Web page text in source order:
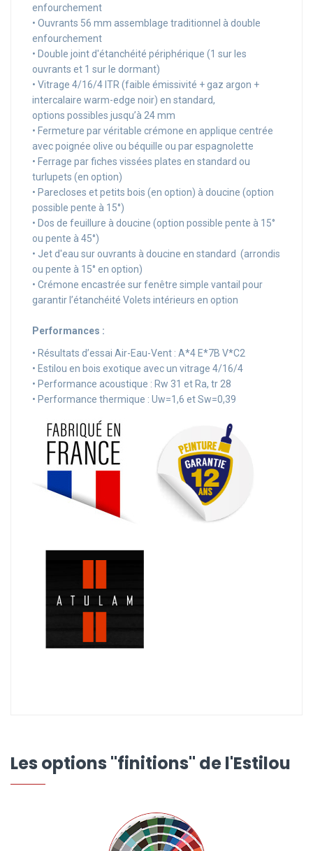
enfourchement
• Ouvrants 56 mm assemblage traditionnel à double
enfourchement
• Double joint d'étanchéité périphérique (1 sur les
ouvrants et 1 sur le dormant)
• Vitrage 4/16/4 ITR (faible émissivité + gaz argon +
intercalaire warm-edge noir) en standard,
options possibles jusqu’à 24 mm
• Fermeture par véritable crémone en applique centrée
avec poignée olive ou béquille ou par espagnolette
• Ferrage par fiches vissées plates en standard ou
turlupets (en option)
• Parecloses et petits bois (en option) à doucine (option
possible pente à 15°)
• Dos de feuillure à doucine (option possible pente à 15°
ou pente à 45°)
• Jet d'eau sur ouvrants à doucine en standard (arrondis
ou pente à 15° en option)
• Crémone encastrée sur fenêtre simple vantail pour
garantir l’étanchéité Volets intérieurs en option
Performances :
• Résultats d’essai Air-Eau-Vent : A*4 E*7B V*C2
• Estilou en bois exotique avec un vitrage 4/16/4
• Performance acoustique : Rw 31 et Ra, tr 28
• Performance thermique : Uw=1,6 et Sw=0,39
Les options "finitions" de l'Estilou